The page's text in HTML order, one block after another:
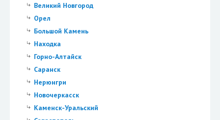
Великий Новгород
Орел
Большой Камень
Находка
Горно-Алтайск
Саранск
Нерюнгри
Новочеркасск
Каменск-Уральский